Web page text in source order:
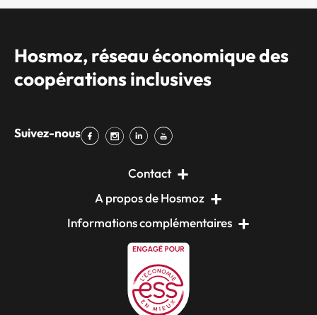
Hosmoz, réseau économique des
coopérations inclusives
Suivez-nous
Contact
A propos de Hosmoz
Informations complémentaires